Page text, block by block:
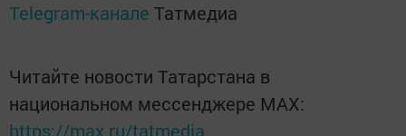
Telegram-канале Татмедиа
Читайте новости Татарстана в
национальном мессенджере MАХ:
https://max.ru/tatmedia